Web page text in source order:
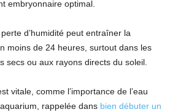
embryonnaire optimal.
d’humidité peut entraîner la
moins de 24 heures, surtout dans les
secs ou aux rayons directs du soleil.
vitale, comme l’importance de l’eau
rappelée dans bien débuter un